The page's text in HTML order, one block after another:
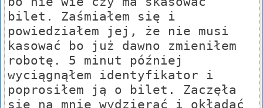
bilet. Zaśmiałem się i
powiedziałem jej, że nie musi
kasować bo już dawno zmieniłem
robotę. 5 minut później
wyciągnąłem identyfikator i
poprosiłem ją o bilet. Zaczęła
się na mnie wydzierać i okładać